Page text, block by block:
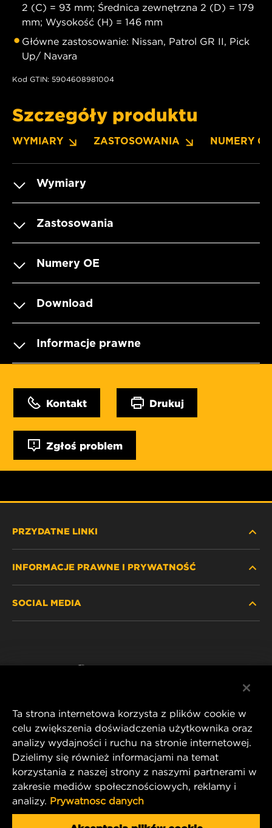
2 (C) = 93 mm; Średnica zewnętrzna 2 (D) = 179
mm; Wysokość (H) = 146 mm
Główne zastosowanie: Nissan, Patrol GR II, Pick
Up/ Navara
Kod GTIN: 5904608981004
Szczegóły produktu
WYMIARY ZASTOSOWANIA NUMERY OE
Wymiary
Zastosowania
Numery OE
Download
Informacje prawne
Kontakt Drukuj
Zgłoś problem
PRZYDATNE LINKI
GDZIE KUPIĆ
INFORMACJE PRAWNE I PRYWATNOŚĆ
SOCIAL MEDIA
MANN+HUMMEL FT Poland
ul. Wrocławska 145,
63-800 GOSTYŃ, POLAND
Tel. +48 65 572 89 00
E-mail: info@mann-hummel.com
Ta strona internetowa korzysta z plików cookie w
celu zwiększenia doświadczenia użytkownika oraz
analizy wydajności i ruchu na stronie internetowej.
Dzielimy się również informacjami na temat
korzystania z naszej strony z naszymi partnerami w
zakresie mediów społecznościowych, reklamy i
analizy. Prywatnosc danych